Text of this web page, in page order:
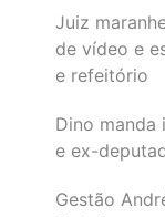
Juiz
de vídeo e
e refeitório
Dino manda
e ex-
Gestão